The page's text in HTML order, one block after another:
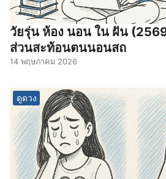
วัยรุ่น ห้อง นอน ใน ฝัน
ส่วนสะท้อนตนนอนสถ
14 พฤษภาคม 2026
ดูดวง